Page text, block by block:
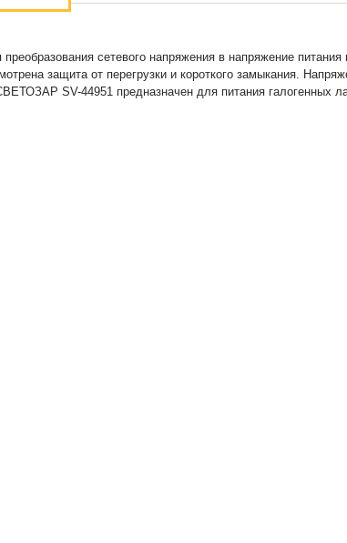
сетевого напряжения в напряжение
защита от перегрузки и короткого замыкания.
SV-44951 предназначен для питания галогенных